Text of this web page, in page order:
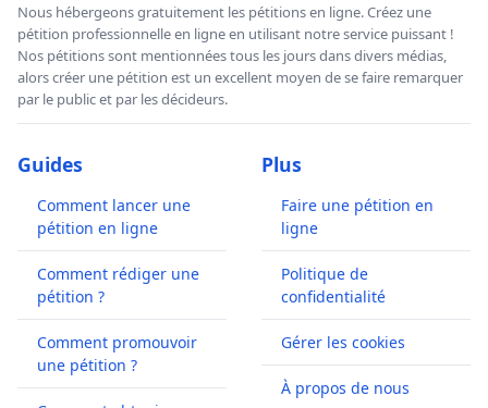
Nous hébergeons gratuitement les pétitions en ligne. Créez une
pétition professionnelle en ligne en utilisant notre service puissant !
Nos pétitions sont mentionnées tous les jours dans divers médias,
alors créer une pétition est un excellent moyen de se faire remarquer
par le public et par les décideurs.
Guides
Comment lancer une
pétition en ligne
Comment rédiger une
pétition ?
Comment promouvoir
une pétition ?
Plus
Faire une pétition en
ligne
Politique de
confidentialité
Gérer les cookies
À propos de nous